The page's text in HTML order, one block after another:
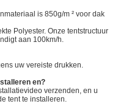
is 850g/m ² voor dak
Polyester. Onze tentstructuur
aan 100km/h.
uw vereiste drukken.
en?
verzenden, en u
tent te installeren.